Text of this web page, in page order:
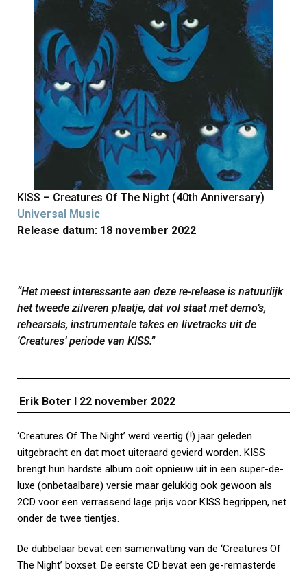
KISS – Creatures Of The Night (40th Anniversary)
Universal Music
Release datum: 18 november 2022
“Het meest interessante aan deze re-release is natuurlijk
het tweede zilveren plaatje, dat vol staat met demo’s,
rehearsals, instrumentale takes en livetracks uit de
‘Creatures’ periode van KISS.”
Erik Boter I 22 november 2022
‘Creatures Of The Night’ werd veertig (!) jaar geleden
uitgebracht en dat moet uiteraard gevierd worden. KISS
brengt hun hardste album ooit opnieuw uit in een super-de-
luxe (onbetaalbare) versie maar gelukkig ook gewoon als
2CD voor een verrassend lage prijs voor KISS begrippen, net
onder de twee tientjes.
De dubbelaar bevat een samenvatting van de ‘Creatures Of
The Night’ boxset. De eerste CD bevat een ge-remasterde